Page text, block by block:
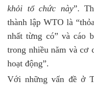
khỏi tổ chức này”.
thành lập WTO là
nhất từng có” và cáo
trong nhiều năm và cơ
hoạt động”.
Với những vấn đề ở